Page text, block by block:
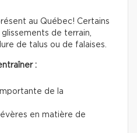
au Québec! Certains
de terrain,
de talus ou de falaises.
:
de la
en matière de